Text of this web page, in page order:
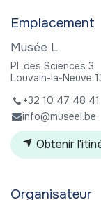
Emplacement
Musée L
Pl. des Sciences 3
Louvain-la-Neuve
+32 10 47 48 41
info@museel.be
Obtenir
Organisateur